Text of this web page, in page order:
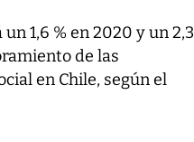
1,6 % en 2020 y un 2,3
de las
en Chile, según el